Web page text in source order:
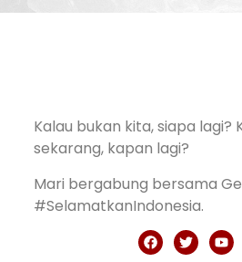
Kalau bukan kita, siapa lagi?
sekarang, kapan lagi?
Mari bergabung bersama
#SelamatkanIndonesia.